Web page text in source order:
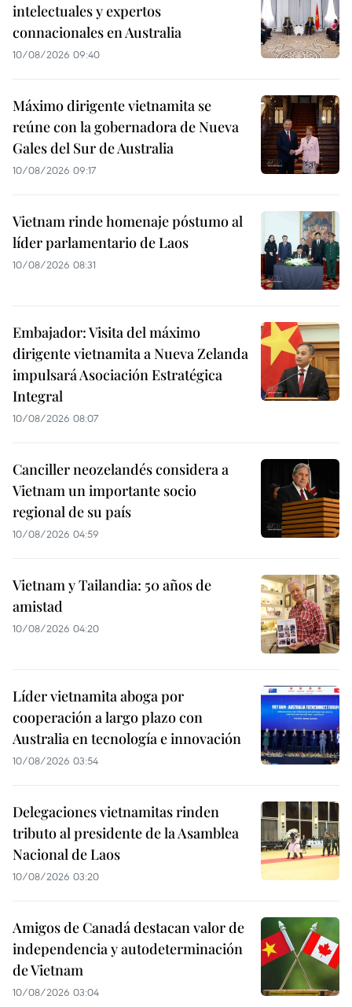
intelectuales y expertos
connacionales en Australia
10/08/2026 09:40
Máximo dirigente vietnamita se
reúne con la gobernadora de Nueva
Gales del Sur de Australia
10/08/2026 09:17
Vietnam rinde homenaje póstumo al
líder parlamentario de Laos
10/08/2026 08:31
Embajador: Visita del máximo
dirigente vietnamita a Nueva Zelanda
impulsará Asociación Estratégica
Integral
10/08/2026 08:07
Canciller neozelandés considera a
Vietnam un importante socio
regional de su país
10/08/2026 04:59
Vietnam y Tailandia: 50 años de
amistad
10/08/2026 04:20
Líder vietnamita aboga por
cooperación a largo plazo con
Australia en tecnología e innovación
10/08/2026 03:54
Delegaciones vietnamitas rinden
tributo al presidente de la Asamblea
Nacional de Laos
10/08/2026 03:20
Amigos de Canadá destacan valor de
independencia y autodeterminación
de Vietnam
10/08/2026 03:04